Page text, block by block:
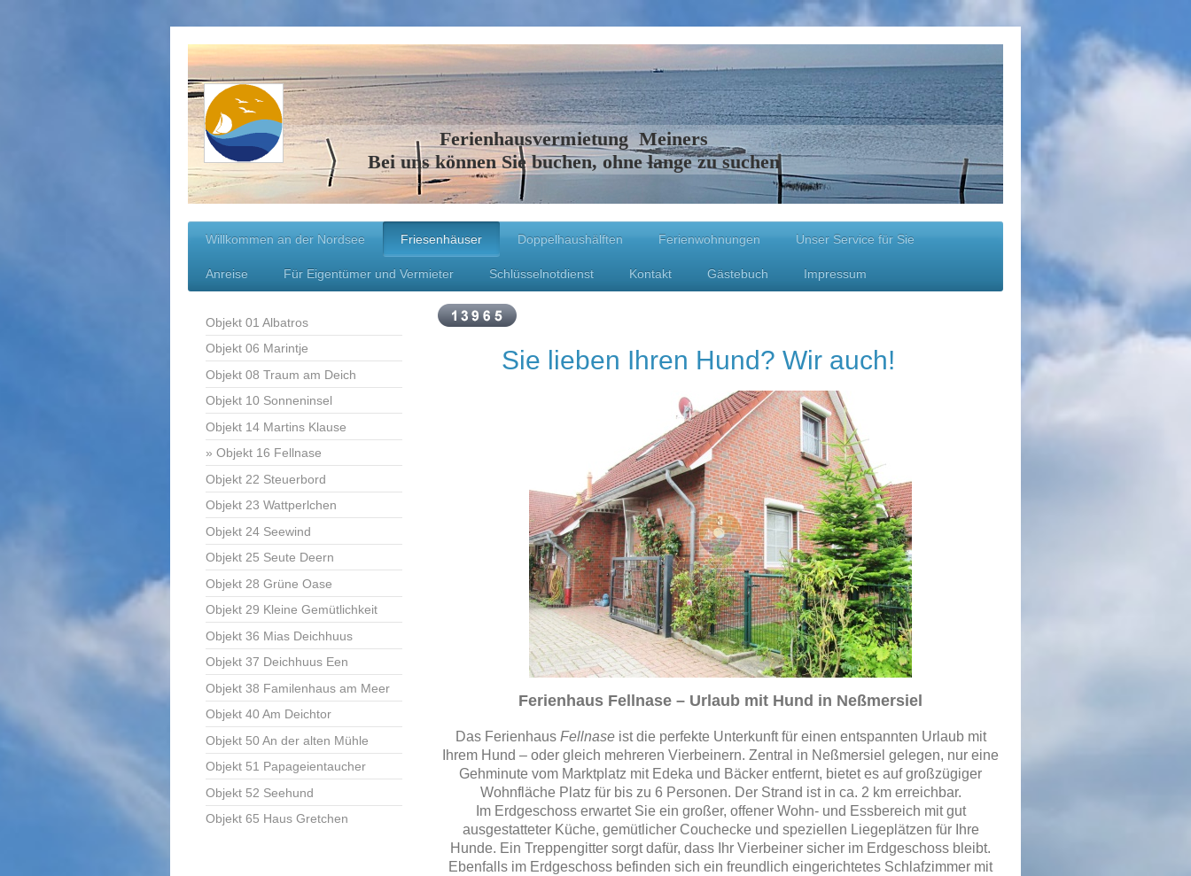
Ferienhausvermietung Meiners
Bei uns können Sie buchen, ohne lange zu suchen
Willkommen an der Nordsee Friesenhäuser Doppelhaushälften Ferienwohnungen Unser Service für Sie
Anreise Für Eigentümer und Vermieter Schlüsselnotdienst Kontakt Gästebuch Impressum
Sie lieben Ihren Hund? Wir auch!
Ferienhaus Fellnase – Urlaub mit Hund in Neßmersiel
Das Ferienhaus Fellnaseist die perfekte Unterkunft für einen entspannten Urlaub mit
Ihrem Hund – oder gleich mehreren Vierbeinern. Zentral in Neßmersiel gelegen, nur eine
Gehminute vom Marktplatz mit Edeka und Bäcker entfernt, bietet es auf großzügiger
Wohnfläche Platz für bis zu 6 Personen. Der Strand ist in ca. 2 km erreichbar.
Im Erdgeschoss erwartet Sie ein großer, offener Wohn- und Essbereich mit gut
ausgestatteter Küche, gemütlicher Couchecke und speziellen Liegeplätzen für Ihre
Hunde. Ein Treppengitter sorgt dafür, dass Ihr Vierbeiner sicher im Erdgeschoss bleibt.
Ebenfalls im Erdgeschoss befinden sich ein freundlich eingerichtetes Schlafzimmer mit
Objekt 01 Albatros
Objekt 06 Marintje
Objekt 08 Traum am Deich
Objekt 10 Sonneninsel
Objekt 14 Martins Klause
Objekt 16 Fellnase
Objekt 22 Steuerbord
Objekt 23 Wattperlchen
Objekt 24 Seewind
Objekt 25 Seute Deern
Objekt 28 Grüne Oase
Objekt 29 Kleine Gemütlichkeit
Objekt 36 Mias Deichhuus
Objekt 37 Deichhuus Een
Objekt 38 Familenhaus am Meer
Objekt 40 Am Deichtor
Objekt 50 An der alten Mühle
Objekt 51 Papageientaucher
Objekt 52 Seehund
Objekt 65 Haus Gretchen